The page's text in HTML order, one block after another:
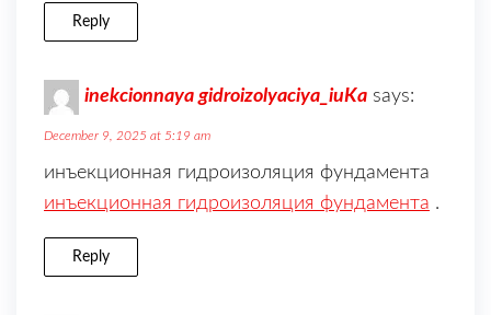
Reply
inekcionnaya gidroizolyaciya_iuKa says:
December 9, 2025 at 5:19 am
инъекционная гидроизоляция фундамента
инъекционная гидроизоляция фундамента .
Reply